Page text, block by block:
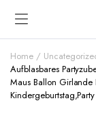
Home
Aufblasbares
Maus Ballon Girlande